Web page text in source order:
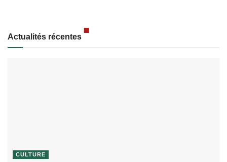
Actualités récentes
CULTURE